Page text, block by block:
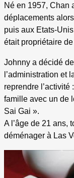
Né en 1957, Chan
déplacements
puis aux Etats-
était propriétaire
Johnny a décidé
l’administration et
reprendre
famille avec un de
Sai Gai ».
A l’âge de 21 ans,
déménager à Las